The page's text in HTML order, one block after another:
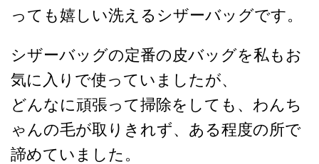
っても嬉しい洗えるシザーバッグです。
シザーバッグの定番の皮バッグを私もお
気に入りで使っていましたが、
どんなに頑張って掃除をしても、わんち
ゃんの毛が取りきれず、ある程度の所で
諦めていました。